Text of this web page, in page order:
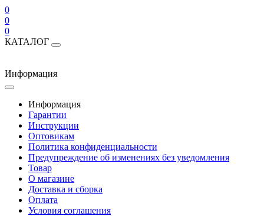
0
0
0
КАТАЛОГ
Информация
Информация
Гарантии
Инструкции
Оптовикам
Политика конфиденциальности
Предупреждение об изменениях без уведомления
Товар
О магазине
Доставка и сборка
Оплата
Условия соглашения